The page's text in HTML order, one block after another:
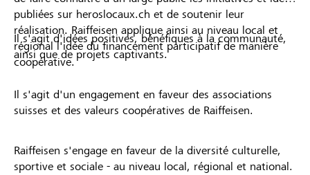
publiées sur heroslocaux.ch et de soutenir leur
réalisation. Raiffeisen applique ainsi au niveau local et
régional l'idée du financement participatif de manière
coopérative.
Il s'agit d'idées positives, bénéfiques à la communauté,
ainsi que de projets captivants.
Il s'agit d'un engagement en faveur des associations
suisses et des valeurs coopératives de Raiffeisen.
Raiffeisen s'engage en faveur de la diversité culturelle,
sportive et sociale - au niveau local, régional et national.